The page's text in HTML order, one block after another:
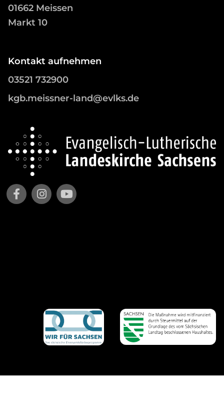
01662 Meissen
Markt 10
Kontakt aufnehmen
03521 732900
kgb.meissner-land@evlks.de